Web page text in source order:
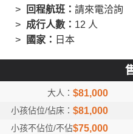
回程航班： 請來電洽詢
成行人數： 12 人
國家： 日本
$81,000
$81,000
$75,000